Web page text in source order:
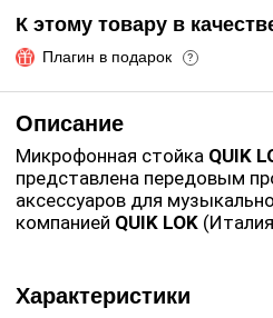
К этому товару в
Плагин в подарок ?
Описание
Микрофонная стойка QUIK
представлена передовым
аксессуаров для
компанией QUIK LOK
стойка-журавль на треноге
практичную и удобную
микрофонов на сцене. Также
использовать в студии
выпускает множество
Характеристики